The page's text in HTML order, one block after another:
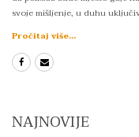
svoje mišljenje, u duhu
Pročitaj više...
NAJNOVIJE